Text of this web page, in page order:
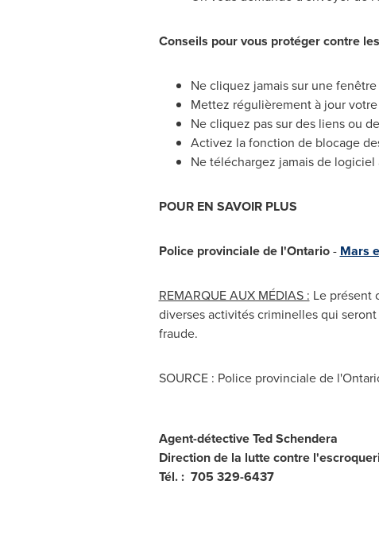
Conseils pour vous protéger contre les
Ne cliquez jamais sur une
Mettez régulièrement à jour
Ne cliquez pas sur des liens ou
Activez la fonction de blocage
Ne téléchargez jamais de
POUR EN SAVOIR PLUS
Police provinciale de l'Ontario- Mars
REMARQUE AUX MÉDIAS : Le présent
diverses activités criminelles qui
fraude.
SOURCE : Police provinciale de
Agent-détective Ted Schendera
Direction de la lutte contre
Tél. : 705 329-6437